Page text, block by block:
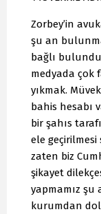
Zorbey’in
şu an
bağlı
medyada çok
yıkmak.
bahis hesabı
bir şahıs
ele geçirilmesi
zaten biz
şikayet
yapmamız
kurumdan